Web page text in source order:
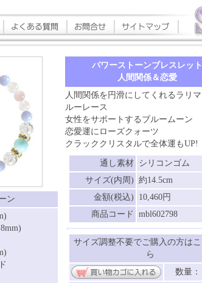
ン
パワーストーンブレスレット
人間関係＆恋愛
人間関係を円滑にしてくれるラリ
ルーレース
女性をサポートするブルームーン
恋愛運にローズクォーツ
クラッククリスタルで全体運もUP!
通し素材 シリコンゴム
サイズ(内周) 約14.5cm
金額(税込)
10,460円
商品コード
mbl602798
サイズ調整不要でご購入の方は
ら
数量